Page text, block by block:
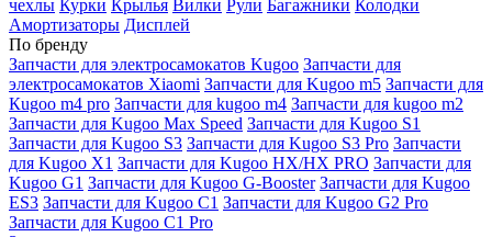
чехлы Курки Крылья Вилки Рули Багажники Колодки
Амортизаторы Дисплей
По бренду
Запчасти для электросамокатов Kugoo Запчасти для
электросамокатов Xiaomi Запчасти для Kugoo m5 Запчасти для
Кugoo m4 pro Запчасти для kugoo m4 Запчасти для kugoo m2
Запчасти для Kugoo Max Speed Запчасти для Kugoo S1
Запчасти для Kugoo S3 Запчасти для Kugoo S3 Pro Запчасти
для Kugoo X1 Запчасти для Kugoo HX/HX PRO Запчасти для
Kugoo G1 Запчасти для Kugoo G-Booster Запчасти для Kugoo
ES3 Запчасти для Kugoo C1 Запчасти для Kugoo G2 Pro
Запчасти для Kugoo C1 Pro